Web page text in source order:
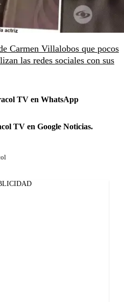
Carmen Villalobos que pocos
las redes sociales con sus
TV en WhatsApp
TV en Google Noticias.